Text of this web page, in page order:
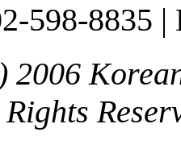
598-8835 |
2006